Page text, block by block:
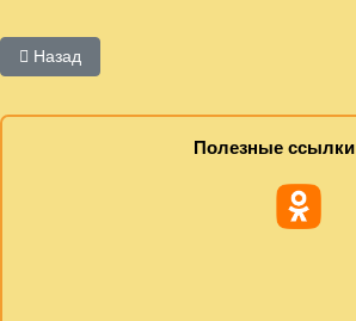
Предыдущий: Май 2020
Назад
Полезные ссылки